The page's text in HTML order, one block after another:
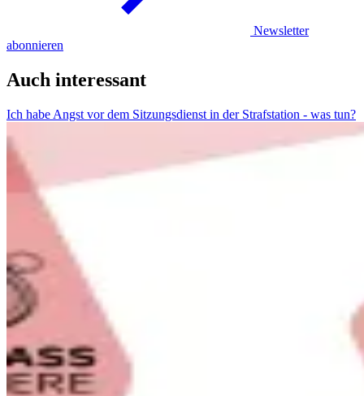
Newsletter
abonnieren
Auch interessant
Ich habe Angst vor dem Sitzungsdienst in der Strafstation - was tun?